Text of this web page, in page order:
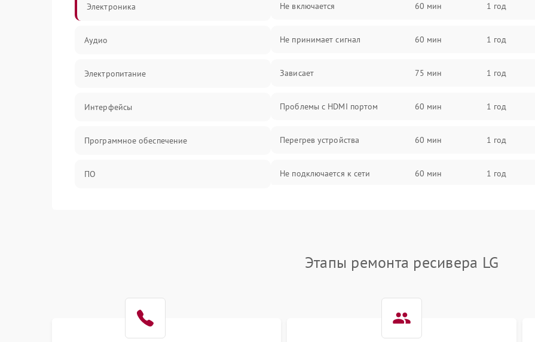
Электроника
Аудио
Электропитание
Интерфейсы
Программное обеспечение
ПО
Не включается 60 мин 1 год
Не принимает сигнал 60 мин 1 год
Зависает 75 мин 1 год
Проблемы с HDMI портом 60 мин 1 год
Перегрев устройства 60 мин 1 год
Не подключается к сети 60 мин 1 год
Не работает выход на телевизор 60 мин
Этапы ремонта ресивера LG